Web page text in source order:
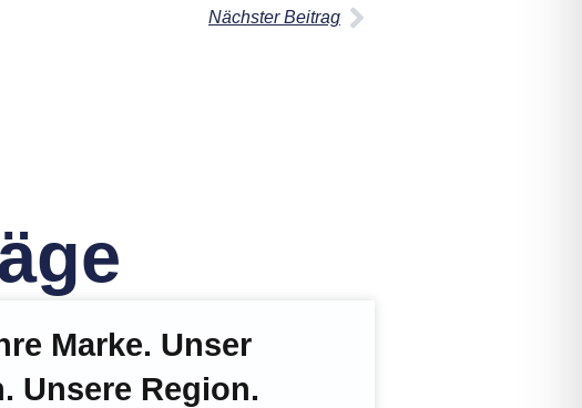
Nächster Beitrag
Marke. Unser
Unsere Region.